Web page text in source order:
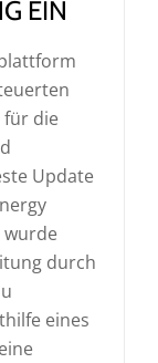
EIN
für die
Update
wurde
durch
eines